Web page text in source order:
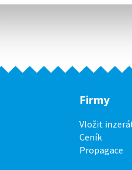
Firmy
Vložit
Ceník
Propagace